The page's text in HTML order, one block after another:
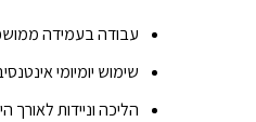
עבודה בעמידה
שימוש יומיומי
הליכה וניידות לאורך